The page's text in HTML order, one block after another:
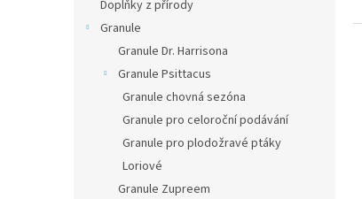
Doplňky z přírody
Granule
Granule Dr. Harrisona
Granule Psittacus
Granule chovná sezóna
Granule pro celoroční podávání
Granule pro plodožravé ptáky
Loriové
Granule Zupreem